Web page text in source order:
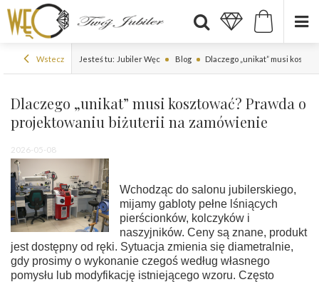
Wstecz Jesteś tu: Jubiler Węc Blog Dlaczego „unikat” musi
Dlaczego „unikat” musi kosztować? Prawda o
projektowaniu biżuterii na zamówienie
2026-05-08
Wchodząc do salonu jubilerskiego,
mijamy gabloty pełne lśniących
pierścionków, kolczyków i
naszyjników. Ceny są znane, produkt
jest dostępny od ręki. Sytuacja zmienia się diametralnie,
gdy prosimy o wykonanie czegoś według własnego
pomysłu lub modyfikację istniejącego wzoru. Często